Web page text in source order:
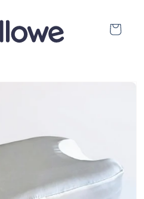
Košík